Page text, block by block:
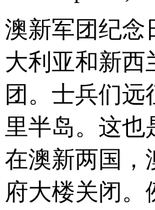
澳新军团纪念
大利亚和新西
团。士兵们远
里半岛。这
在澳新两国，
府大楼关闭